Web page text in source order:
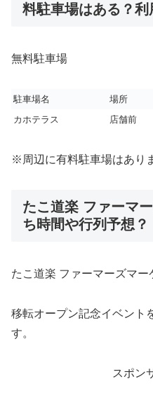
料駐車場はある？利
無料駐車場
駐車場名 場所
カホテラス
店舗前
※周辺に有料駐車場はあり
たこ道楽 ファーマ
ち時間や行列予想？
たこ道楽 ファーマーズマー
移転オープン記念イベント
す。
スポン